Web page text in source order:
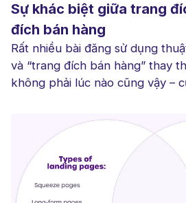
Sự khác biệt giữa trang
đích bán hàng
Rất nhiều bài đăng sử dụng
và “trang đích bán hàng” thay
không phải lúc nào cũng vậy –